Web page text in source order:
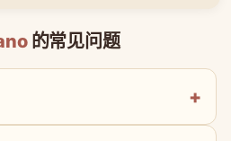
的常见问题